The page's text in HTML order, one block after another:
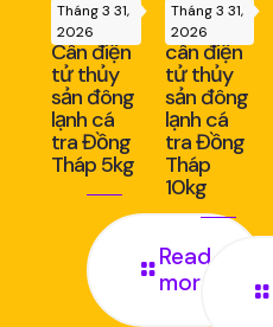
Tháng 3 31,
2026
Cân điện
tử thủy
sản đông
lạnh cá
tra Đồng
Tháp 5kg
Read
more
Tháng 3 31,
2026
cân điện
tử thủy
sản đông
lạnh cá
tra Đồng
Tháp
10kg